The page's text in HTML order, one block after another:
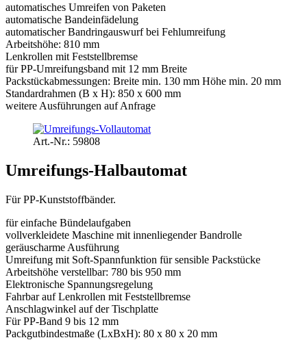
automatisches Umreifen von Paketen
automatische Bandeinfädelung
automatischer Bandringauswurf bei Fehlumreifung
Arbeitshöhe: 810 mm
Lenkrollen mit Feststellbremse
für PP-Umreifungsband mit 12 mm Breite
Packstückabmessungen: Breite min. 130 mm Höhe min. 20 mm
Standardrahmen (B x H): 850 x 600 mm
weitere Ausführungen auf Anfrage
Art.-Nr.: 59808
Umreifungs-Halbautomat
Für PP-Kunststoffbänder.
für einfache Bündelaufgaben
vollverkleidete Maschine mit innenliegender Bandrolle
geräuscharme Ausführung
Umreifung mit Soft-Spannfunktion für sensible Packstücke
Arbeitshöhe verstellbar: 780 bis 950 mm
Elektronische Spannungsregelung
Fahrbar auf Lenkrollen mit Feststellbremse
Anschlagwinkel auf der Tischplatte
Für PP-Band 9 bis 12 mm
Packgutbindestmaße (LxBxH): 80 x 80 x 20 mm